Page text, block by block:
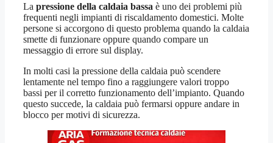
La pressione della caldaia bassa è uno dei problemi più
frequenti negli impianti di riscaldamento domestici. Molte
persone si accorgono di questo problema quando la caldaia
smette di funzionare oppure quando compare un
messaggio di errore sul display.
In molti casi la pressione della caldaia può scendere
lentamente nel tempo fino a raggiungere valori troppo
bassi per il corretto funzionamento dell’impianto. Quando
questo succede, la caldaia può fermarsi oppure andare in
blocco per motivi di sicurezza.